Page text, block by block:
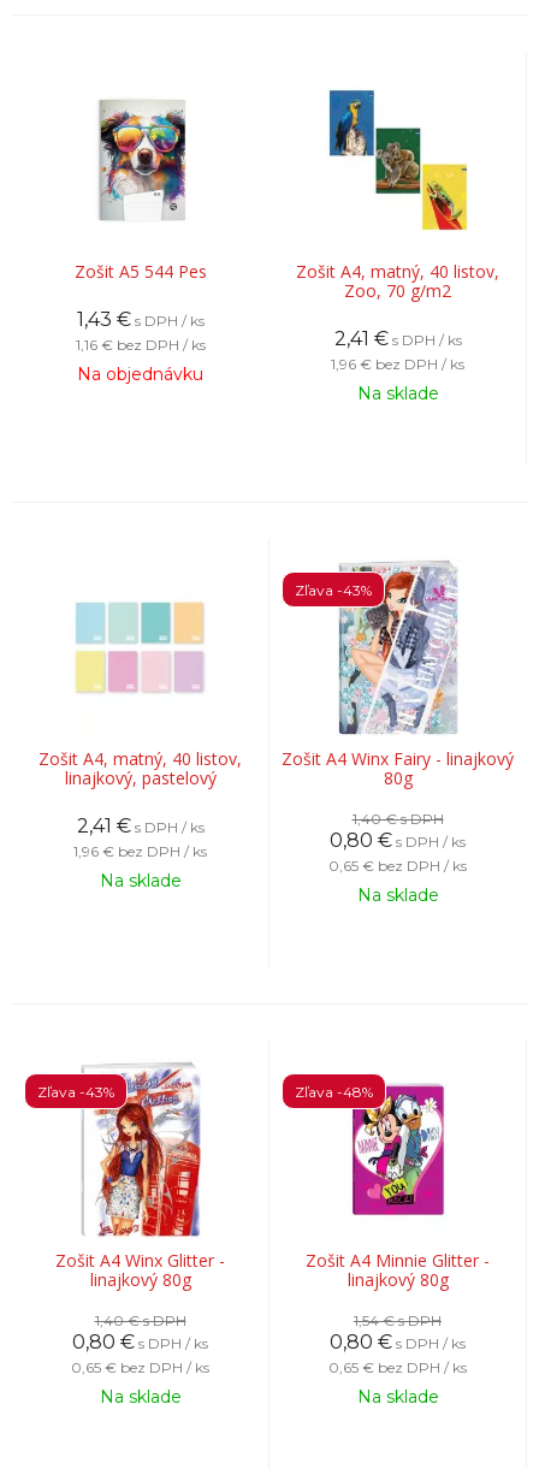
Zošit A5 544 Pes
1,43 € s DPH / ks
1,16 € bez DPH / ks
Na objednávku
Zošit A4, matný, 40 listov,
Zoo, 70 g/m2
2,41 € s DPH / ks
1,96 € bez DPH / ks
Na sklade
Zošit A4, matný, 40 listov,
linajkový, pastelový
2,41 € s DPH / ks
1,96 € bez DPH / ks
Na sklade
Zošit A4 Winx Fairy - linajkový
80g
Zľava -43%
1,40 €s DPH
0,80 € s DPH / ks
0,65 € bez DPH / ks
Na sklade
Zošit A4 Winx Glitter -
linajkový 80g
Zľava -43%
1,40 €s DPH
0,80 € s DPH / ks
0,65 € bez DPH / ks
Na sklade
Zošit A4 Minnie Glitter -
linajkový 80g
Zľava -48%
1,54 €s DPH
0,80 € s DPH / ks
0,65 € bez DPH / ks
Na sklade